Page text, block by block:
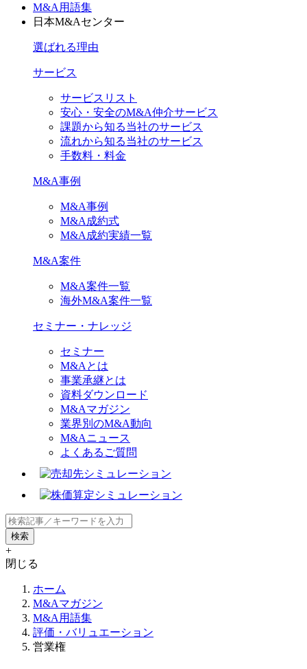
M&A用語集
日本M&Aセンター
選ばれる理由
サービス
サービスリスト
安心・安全のM&A仲介サービス
課題から知る当社のサービス
流れから知る当社のサービス
手数料・料金
M&A事例
M&A事例
M&A成約式
M&A成約実績一覧
M&A案件
M&A案件一覧
海外M&A案件一覧
セミナー・ナレッジ
セミナー
M&Aとは
事業承継とは
資料ダウンロード
M&Aマガジン
業界別のM&A動向
M&Aニュース
よくあるご質問
+
閉じる
ホーム
M&Aマガジン
M&A用語集
評価・バリュエーション
営業権